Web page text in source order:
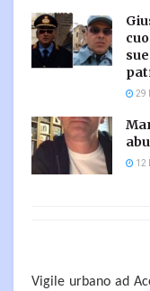
29
12
Vigile urbano ad